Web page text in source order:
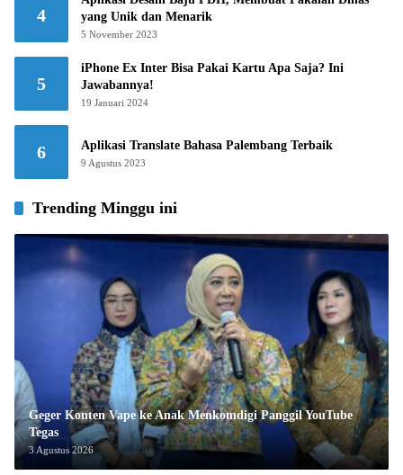
4
yang Unik dan Menarik
5 November 2023
5
iPhone Ex Inter Bisa Pakai Kartu Apa Saja? Ini
Jawabannya!
19 Januari 2024
6 Aplikasi Translate Bahasa Palembang Terbaik
9 Agustus 2023
Trending Minggu ini
Geger Konten Vape ke Anak Menkomdigi Panggil YouTube
Tegas
3 Agustus 2026